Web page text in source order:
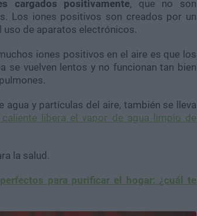
cargados positivamente, que no son
Los iones positivos son creados por un
uso de aparatos electrónicos.
iones positivos en el aire es que los
se vuelven lentos y no funcionan tan bien
y partículas del aire, también se lleva
libera el vapor de agua limpio de
la salud.
para purificar el hogar: ¿cuál te